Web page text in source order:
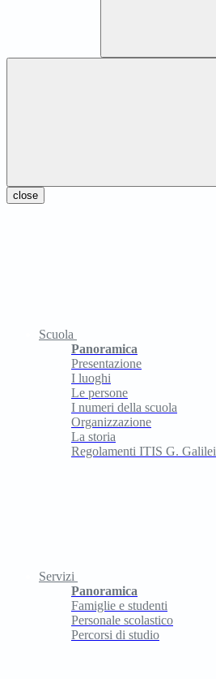
close
Scuola
Panoramica
Presentazione
I luoghi
Le persone
I numeri della scuola
Organizzazione
La storia
Regolamenti ITIS G. Galilei
Servizi
Panoramica
Famiglie e studenti
Personale scolastico
Percorsi di studio